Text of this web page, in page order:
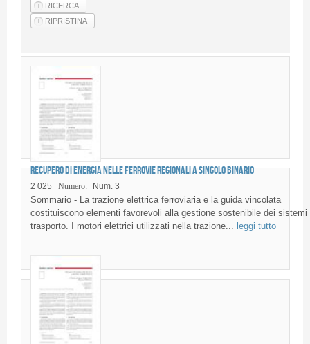
Articoli
Fornitori di prodotti e servizi
Recupero di energia nelle ferrovie regionali a singolo binario
2 025 Numero: Num. 3
Sommario - La trazione elettrica ferroviaria e la guida vincolata
costituiscono elementi favorevoli alla gestione sostenibile dei sistemi
trasporto. I motori elettrici utilizzati nella trazione...
leggi tutto